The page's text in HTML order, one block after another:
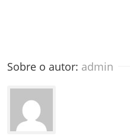
Sobre o autor: admin